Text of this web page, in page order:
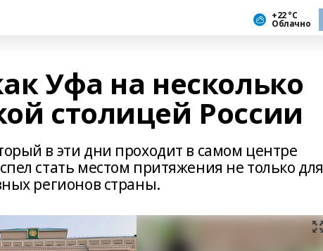
+22 °С
Облачно
Уфа на несколько
столицей России
в эти дни проходит в самом центре
стать местом притяжения не только для
регионов страны.